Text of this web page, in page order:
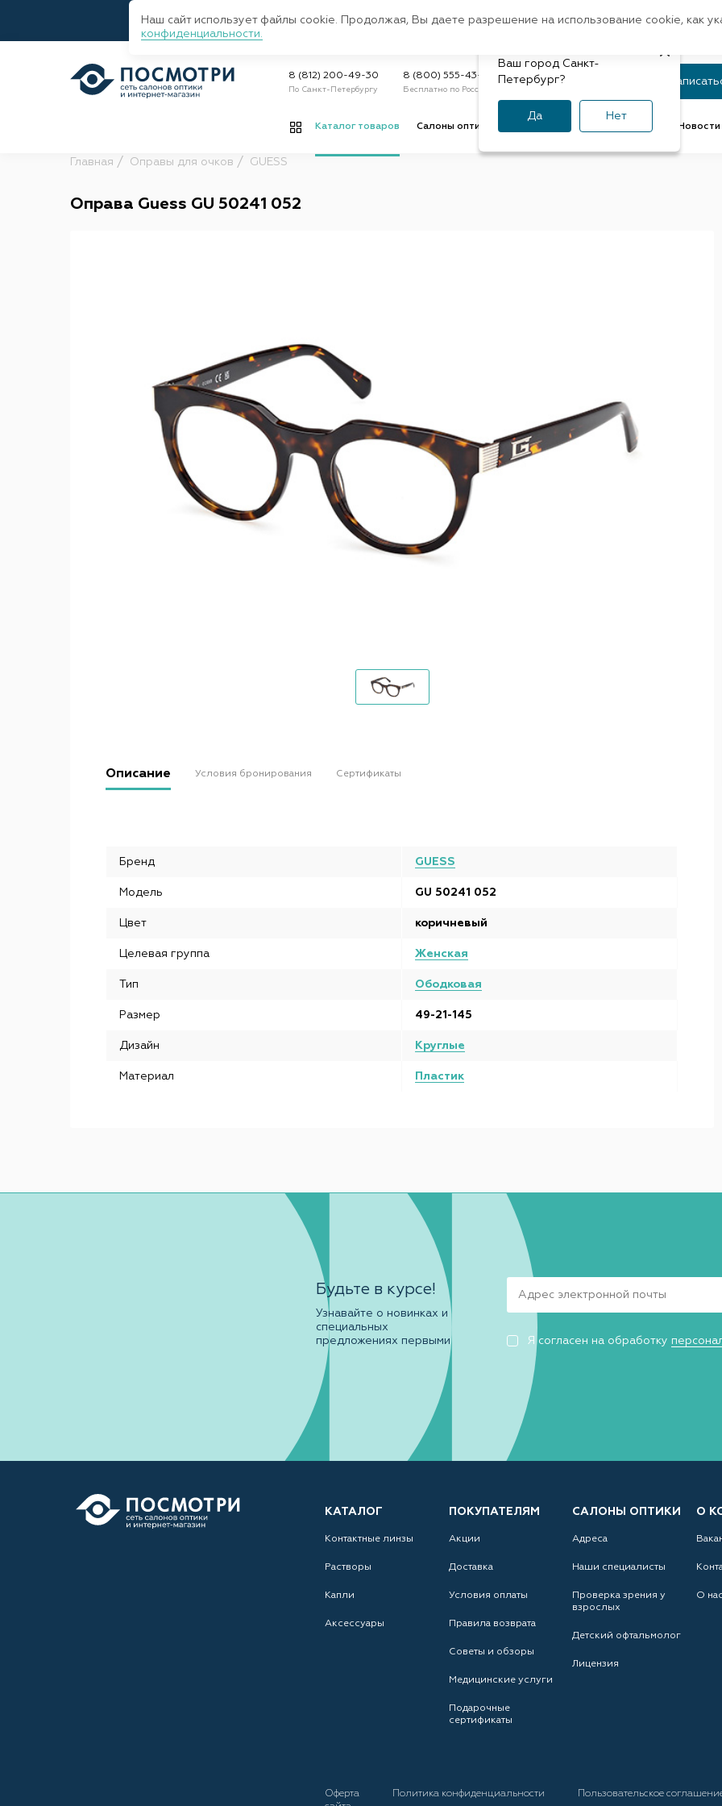
Регион:Санкт-Петербург Быстрая
8 (812) 200-49-30
По Санкт-Петербургу
8 (800) 555-43-47
Бесплатно по России
Статус заказа
Каталог товаров Салоны оптики Новости
Главная Оправы для очков GUESS
Оправа Guess GU 50241 052
Описание Условия бронирования Сертификаты
Бренд GUESS
Модель GU 50241 052
Цвет коричневый
Целевая группа Женская
Тип Ободковая
Размер 49-21-145
Дизайн Круглые
Материал Пластик
Будьте в курсе!
Узнавайте о новинках и
специальных
предложениях первыми
Я согласен на обработку
КАТАЛОГ
Контактные линзы
Растворы
Капли
Аксессуары
ПОКУПАТЕЛЯМ
Акции
Доставка
Условия оплаты
Правила возврата
Советы и обзоры
Медицинские услуги
Подарочные
сертификаты
САЛОНЫ ОПТИКИ
Адреса
Наши специалисты
Проверка зрения у
взрослых
Детский офтальмолог
Лицензия
О
О нас
Оферта Политика конфиденциальности Пользовательское
Ваш город Санкт-
Петербург?
Да Нет
Наш сайт использует файлы cookie. Продолжая, Вы даете разрешение на использование cookie, как
конфиденциальности.